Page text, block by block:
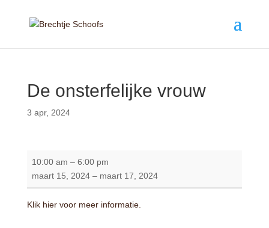
De onsterfelijke vrouw
3 apr, 2024
10:00 am – 6:00 pm
maart 15, 2024 – maart 17, 2024
Klik hier voor meer informatie.